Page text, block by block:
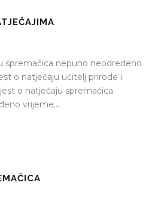
spremačica nepuno neodređeno
o natječaju učitelj prirode i
o natječaju spremačica
vrijeme...